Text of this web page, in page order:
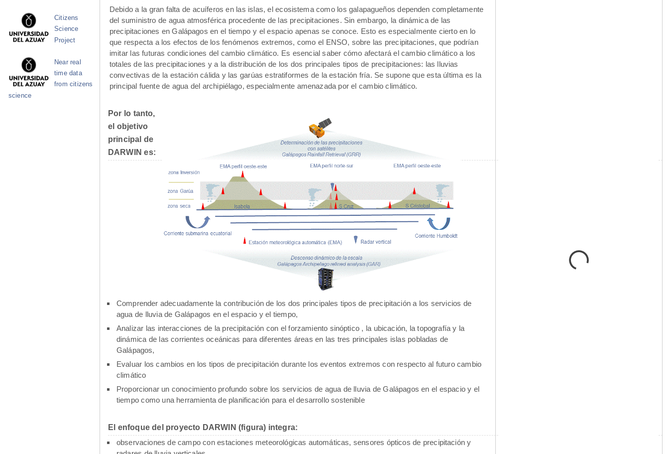
Debido a la gran falta de acuíferos en las islas, el ecosistema como los galapagueños dependen completamente
del suministro de agua atmosférica procedente de las precipitaciones. Sin embargo, la dinámica de las
precipitaciones en Galápagos en el tiempo y el espacio apenas se conoce. Esto es especialmente cierto en lo
que respecta a los efectos de los fenómenos extremos, como el ENSO, sobre las precipitaciones, que podrían
imitar las futuras condiciones del cambio climático. Es esencial saber cómo afectará el cambio climático a los
totales de las precipitaciones y a la distribución de los dos principales tipos de precipitaciones: las lluvias
convectivas de la estación cálida y las garúas estratiformes de la estación fría. Se supone que esta última es la
principal fuente de agua del archipiélago, especialmente amenazada por el cambio climático.
Por lo tanto,
el objetivo
principal de
DARWIN es:
Comprender adecuadamente la contribución de los dos principales tipos de precipitación a los servicios de
agua de lluvia de Galápagos en el espacio y el tiempo,
Analizar las interacciones de la precipitación con el forzamiento sinóptico , la ubicación, la topografía y la
dinámica de las corrientes oceánicas para diferentes áreas en las tres principales islas pobladas de
Galápagos,
Evaluar los cambios en los tipos de precipitación durante los eventos extremos con respecto al futuro cambio
climático
Proporcionar un conocimiento profundo sobre los servicios de agua de lluvia de Galápagos en el espacio y el
tiempo como una herramienta de planificación para el desarrollo sostenible
El enfoque del proyecto DARWIN (figura) integra:
observaciones de campo con estaciones meteorológicas automáticas, sensores ópticos de precipitación y
Citizens
Science
Project
Near real
time data
from citizens
science